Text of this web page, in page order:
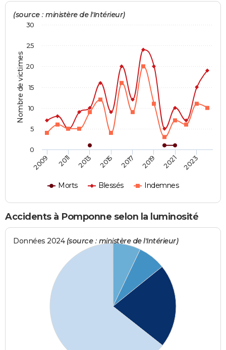
Nombre de victimes
(source : ministère de l'Intérieur)
Morts Blessés Indemnes
2009 2011 2013 2015 2017 2019 2021 2023
0
5
10
15
20
25
30
Accidents à Pomponne selon la luminosité
Données 2024 (source : ministère de l'Intérieur)